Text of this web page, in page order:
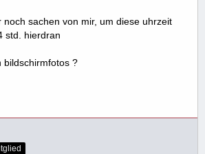
noch sachen von mir, um diese uhrzeit
std. hierdran
bildschirmfotos ?